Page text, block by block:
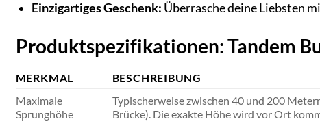
Einzigartiges Geschenk: Überrasche deine Liebsten
Produktspezifikationen: Tandem
MERKMAL
BESCHREIBUNG
Maximale
Sprunghöhe
Typischerweise zwischen 40 und 200
Brücke). Die exakte Höhe wird vor Ort